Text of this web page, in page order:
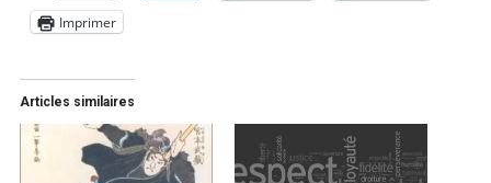
Imprimer
Articles similaires